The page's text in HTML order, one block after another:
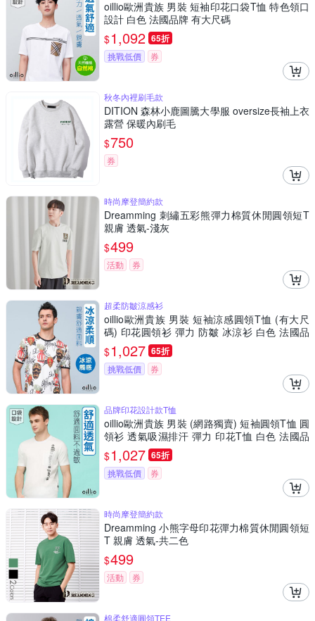
oillio歐洲貴族 男裝 短袖印花口袋T恤 特色領口
設計 白色 法國品牌 有大尺碼
$1,092 65折
挑戰低價 券
秋冬內裡刷毛款
DITION 森林小鹿圖騰大學服 oversize長袖上衣
露營 保暖內刷毛
$750
券
時尚摩登簡約款
Dreamming 刺繡五彩熊彈力棉質休閒圓領短T
親膚 透氣-淺灰
$499
活動 券
超柔防皺涼感衫
oillio歐洲貴族 男裝 短袖涼感圓領T恤 (有大尺
碼) 印花圓領衫 彈力 防皺 冰涼衫 白色 法國品
牌
$1,027 65折
挑戰低價 券
品牌印花設計款T恤
oillio歐洲貴族 男裝 (網路獨賣) 短袖圓領T恤 圓
領衫 透氣吸濕排汗 彈力 印花T恤 白色 法國品
牌
$1,027 65折
挑戰低價 券
時尚摩登簡約款
Dreamming 小熊字母印花彈力棉質休閒圓領短
T 親膚 透氣-共二色
$499
活動 券
棉柔舒適圓領TEE